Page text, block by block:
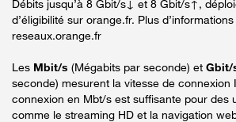
Débits jusqu’à 8 Gbit/s↓ et 8 Gbit/s↑,
d’éligibilité sur orange.fr. Plus
reseaux.orange.fr
Les Mbit/s (Mégabits par seconde) et Gbit/
seconde) mesurent la vitesse de connexion
connexion en Mbt/s est suffisante pour des
comme le streaming HD et la navigation